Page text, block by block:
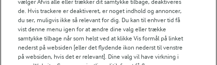
Følg
vælger Afvis alle eller trækker dit samtykke tilbage, deaktiveres
de. Hvis trackere er deaktiveret, er noget indhold og annoncer,
du ser, muligvis ikke så relevant for dig. Du kan til enhver tid få
vist denne menu igen for at ændre dine valg eller trække
samtykke tilbage når som helst ved at klikke Vis formål på linket
nederst på websiden [eller det flydende ikon nederst til venstre
på websiden, hvis det er relevant]. Dine valg vil have virkning i